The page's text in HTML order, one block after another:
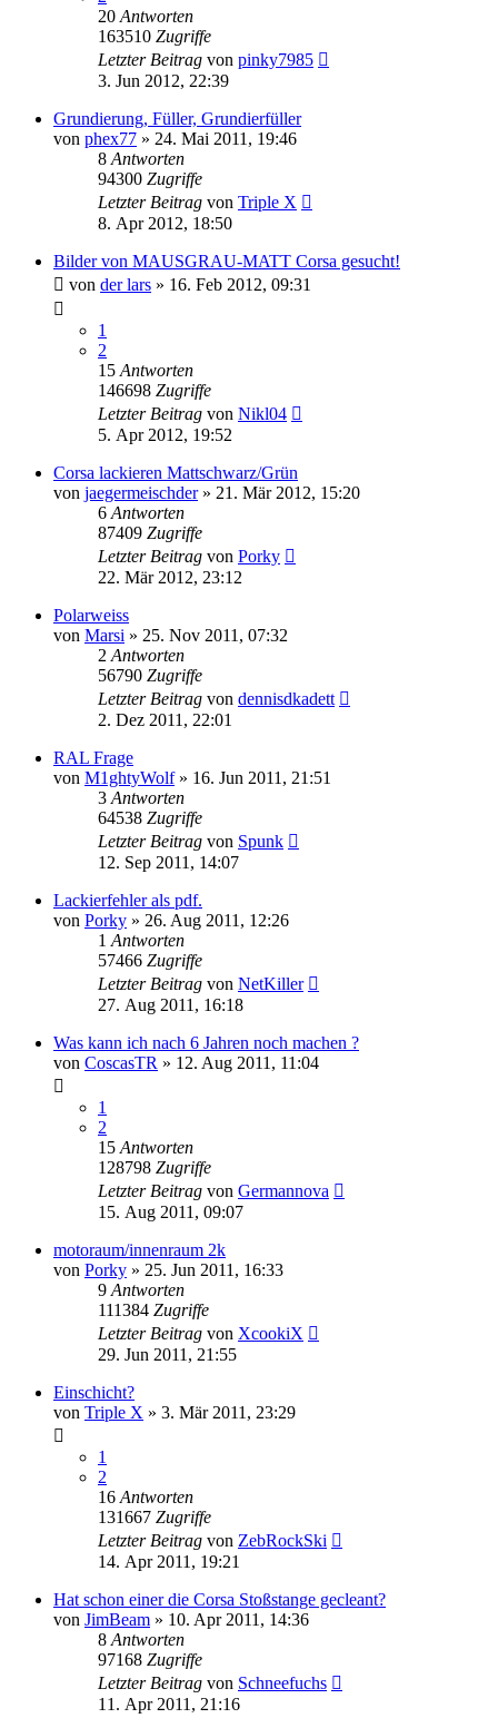
20 Antworten
163510 Zugriffe
Letzter Beitrag von pinky7985
3. Jun 2012, 22:39
Grundierung, Füller, Grundierfüller
von phex77 » 24. Mai 2011, 19:46
8 Antworten
94300 Zugriffe
Letzter Beitrag von Triple X
8. Apr 2012, 18:50
Bilder von MAUSGRAU-MATT Corsa gesucht!
von der lars » 16. Feb 2012, 09:31
1
2
15 Antworten
146698 Zugriffe
Letzter Beitrag von Nikl04
5. Apr 2012, 19:52
Corsa lackieren Mattschwarz/Grün
von jaegermeischder» 21. Mär 2012, 15:20
6 Antworten
87409 Zugriffe
Letzter Beitrag von Porky
22. Mär 2012, 23:12
Polarweiss
von Marsi » 25. Nov 2011, 07:32
2 Antworten
56790 Zugriffe
Letzter Beitrag von dennisdkadett
2. Dez 2011, 22:01
RAL Frage
von M1ghtyWolf» 16. Jun 2011, 21:51
3 Antworten
64538 Zugriffe
Letzter Beitrag von Spunk
12. Sep 2011, 14:07
Lackierfehler als pdf.
von Porky » 26. Aug 2011, 12:26
1 Antworten
57466 Zugriffe
Letzter Beitrag von NetKiller
27. Aug 2011, 16:18
Was kann ich nach 6 Jahren noch machen ?
von CoscasTR » 12. Aug 2011, 11:04
1
2
15 Antworten
128798 Zugriffe
Letzter Beitrag von Germannova
15. Aug 2011, 09:07
motoraum/innenraum 2k
von Porky » 25. Jun 2011, 16:33
9 Antworten
111384 Zugriffe
Letzter Beitrag von XcookiX
29. Jun 2011, 21:55
Einschicht?
von Triple X » 3. Mär 2011, 23:29
1
2
16 Antworten
131667 Zugriffe
Letzter Beitrag von ZebRockSki
14. Apr 2011, 19:21
Hat schon einer die Corsa Stoßstange gecleant?
von JimBeam » 10. Apr 2011, 14:36
8 Antworten
97168 Zugriffe
Letzter Beitrag von Schneefuchs
11. Apr 2011, 21:16